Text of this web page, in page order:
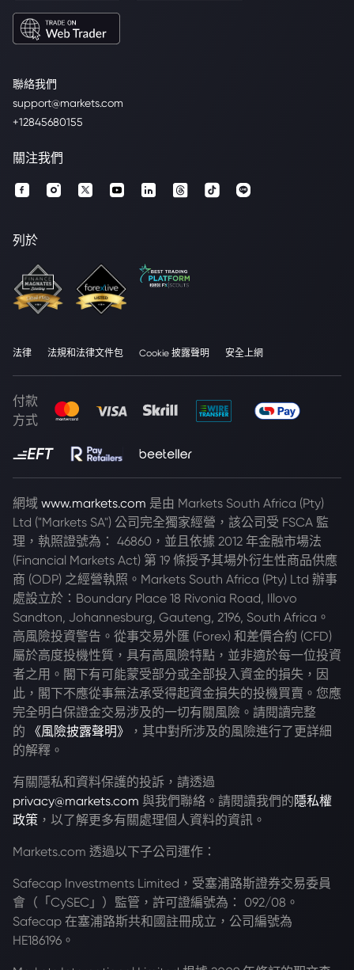
聯絡我們
support@markets.com
+12845680155
關注我們
列於
法律 法規和法律文件包 Cookie 披露聲明 安全上網
付款
方式
網域 www.markets.com 是由 Markets South Africa (Pty)
Ltd ("Markets SA") 公司完全獨家經營，該公司受 FSCA 監
理，執照證號為： 46860，並且依據 2012 年金融市場法
(Financial Markets Act) 第 19 條授予其場外衍生性商品供應
商 (ODP) 之經營執照。Markets South Africa (Pty) Ltd 辦事
處設立於：Boundary Place 18 Rivonia Road, Illovo
Sandton, Johannesburg, Gauteng, 2196, South Africa。
高風險投資警告。從事交易外匯 (Forex) 和差價合約 (CFD)
屬於高度投機性質，具有高風險特點，並非適於每一位投資
者之用。閣下有可能蒙受部分或全部投入資金的損失，因
此，閣下不應從事無法承受得起資金損失的投機買賣。您應
完全明白保證金交易涉及的一切有關風險。請閱讀完整
的
《風險披露聲明》
，其中對所涉及的風險進行了更詳細
的解釋。
有關隱私和資料保護的投訴，請透過
privacy@markets.com 與我們聯絡。請閱讀我們的 隱私權
政策 ，以了解更多有關處理個人資料的資訊。
Markets.com 透過以下子公司運作：
Safecap Investments Limited，受塞浦路斯證券交易委員
會（「CySEC」）監管，許可證編號為： 092/08。
Safecap 在塞浦路斯共和國註冊成立，公司編號為
HE186196。